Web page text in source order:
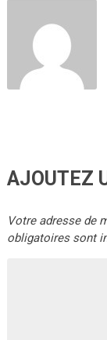
AJOUTEZ
Votre adresse de
obligatoires sont